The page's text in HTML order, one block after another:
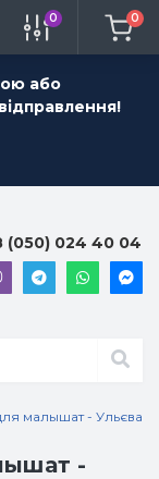
або
0 0
(050) 024 40 04
малышат - Ульєва
-